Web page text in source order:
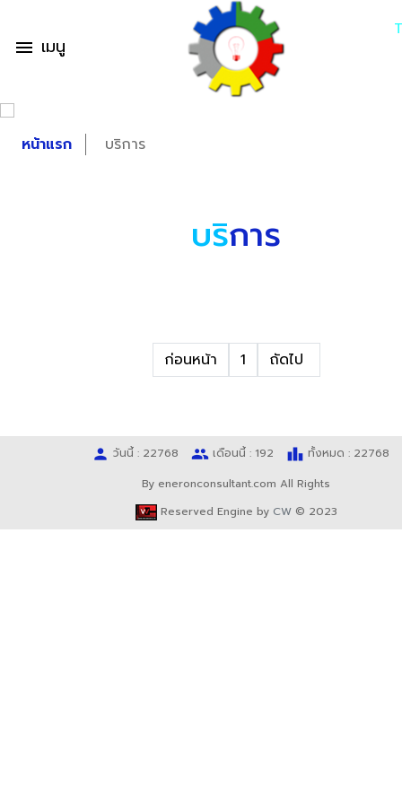
menu เมนู
หน้าแรก บริการ
บริการ
ก่อนหน้า 1 ถัดไป
person วันนี้ : 22768 people เดือนนี้ : 192 leaderboard ทั้งหมด : 22768
By eneronconsultant.com All Rights
Reserved Engine by CW © 2023